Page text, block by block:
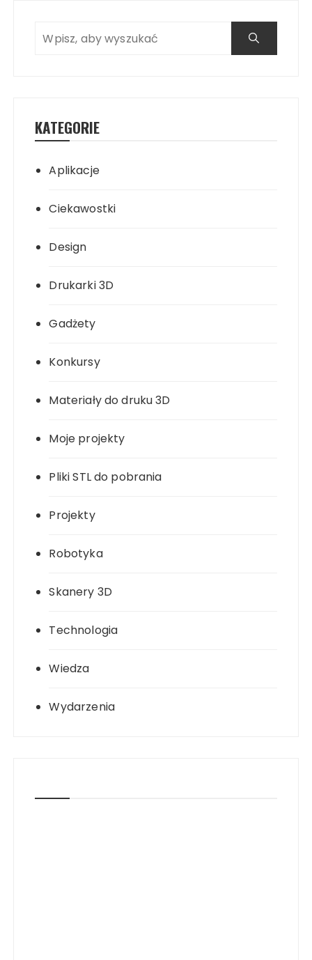
KATEGORIE
Aplikacje
Ciekawostki
Design
Drukarki 3D
Gadżety
Konkursy
Materiały do druku 3D
Moje projekty
Pliki STL do pobrania
Projekty
Robotyka
Skanery 3D
Technologia
Wiedza
Wydarzenia